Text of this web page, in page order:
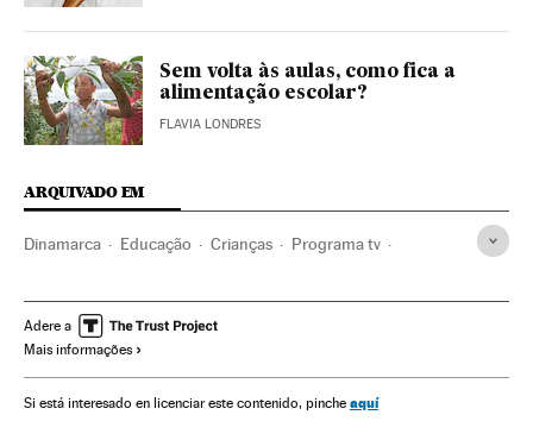
Sem volta às aulas, como fica a
alimentação escolar?
FLAVIA LONDRES
ARQUIVADO EM
Dinamarca Educação Crianças Programa tv
Adere a
Mais informações
Si está interesado en licenciar este contenido, pinche aquí